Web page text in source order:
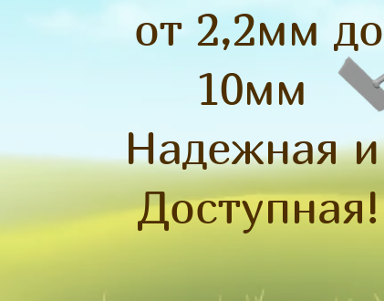
от 2,2мм до
10мм
Надежная
Доступная!